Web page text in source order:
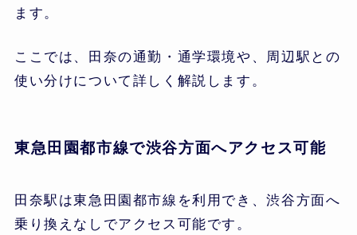
ます。
ここでは、田奈の通勤・通学環境や、周辺駅との
使い分けについて詳しく解説します。
東急田園都市線で渋谷方面へアクセス可能
田奈駅は東急田園都市線を利用でき、渋谷方面へ
乗り換えなしでアクセス可能です。